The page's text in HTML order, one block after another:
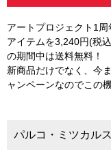
アートプロジェクト1
アイテムを3,240円(税
の期間中は送料無料！
新商品だけでなく、今
ャンペーンなのでこの
パルコ・ミツカル